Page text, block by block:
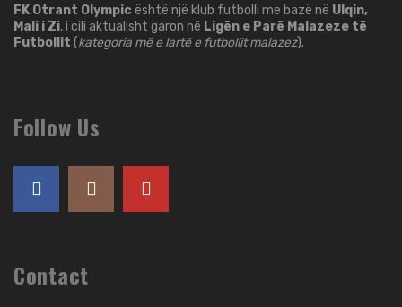
FK Otrant Olympic është një klub futbolli me bazë në Ulqin,
Mali i Zi, i cili aktualisht garon në Ligën e Parë Malazeze të
Futbollit (kategoria më e lartë e futbollit malazez).
Follow Us
Contact